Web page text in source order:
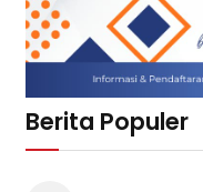
Berita Populer